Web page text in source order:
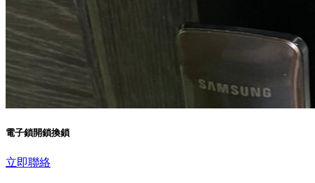
電子鎖開鎖換鎖
立即聯絡